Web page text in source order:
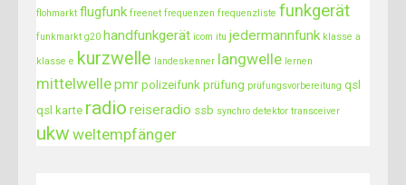
flohmarkt flugfunk freenet frequenzen frequenzliste funkgerät
funkmarkt g20 handfunkgerät icom itu jedermannfunk klasse a
klasse e kurzwelle landeskenner langwelle lernen
mittelwellepmr polizeifunk prüfung prüfungsvorbereitung qsl
qsl karte radio reiseradio ssb synchro detektor transceiver
ukw weltempfänger